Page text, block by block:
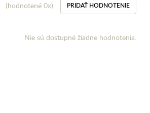
(hodnotené 0x) PRIDAŤ HODNOTENIE
Nie sú dostupné žiadne hodnotenia.